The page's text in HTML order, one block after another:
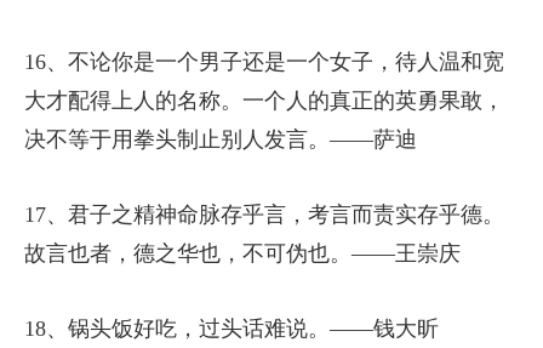
16、不论你是一个男子还是一个女子，待人温和宽
大才配得上人的名称。一个人的真正的英勇果敢，
决不等于用拳头制止别人发言。——萨迪
17、君子之精神命脉存乎言，考言而责实存乎德。
故言也者，德之华也，不可伪也。——王崇庆
18、锅头饭好吃，过头话难说。——钱大昕